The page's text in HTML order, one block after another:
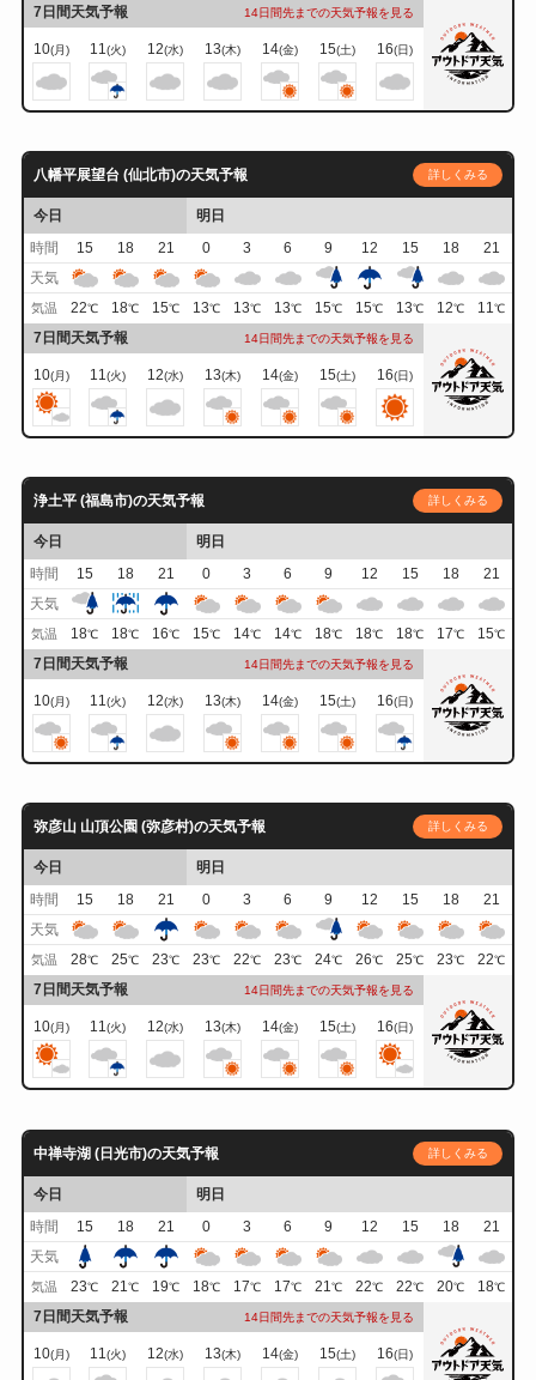
7日間天気予報 14日間先までの天気予報を見る
10(月) 11(火) 12(水) 13(木) 14(金) 15(土) 16(日)
八幡平展望台 (仙北市)の天気予報 詳しくみる
今日
明日
時間
15 18 21 0 3 6 9 12 15 18
21
天気
気温 22℃ 18℃ 15℃ 13℃ 13℃ 13℃ 15℃ 15℃ 13℃ 12℃ 11℃
7日間天気予報 14日間先までの天気予報を見る
10(月) 11(火) 12(水) 13(木) 14(金) 15(土) 16(日)
浄土平 (福島市)の天気予報 詳しくみる
今日
明日
時間
15 18 21 0 3 6 9 12 15 18
21
天気
気温 18℃ 18℃ 16℃ 15℃ 14℃ 14℃ 18℃ 18℃ 18℃ 17℃ 15℃
7日間天気予報 14日間先までの天気予報を見る
10(月) 11(火) 12(水) 13(木) 14(金) 15(土) 16(日)
弥彦山 山頂公園 (弥彦村)の天気予報 詳しくみる
今日
明日
時間
15 18 21 0 3 6 9 12 15 18
21
天気
気温 28℃ 25℃ 23℃ 23℃ 22℃ 23℃ 24℃ 26℃ 25℃ 23℃ 22℃
7日間天気予報 14日間先までの天気予報を見る
10(月) 11(火) 12(水) 13(木) 14(金) 15(土) 16(日)
中禅寺湖 (日光市)の天気予報 詳しくみる
今日
明日
時間
15 18 21 0 3 6 9 12 15 18
21
天気
気温 23℃ 21℃ 19℃ 18℃ 17℃ 17℃ 21℃ 22℃ 22℃ 20℃ 18℃
7日間天気予報 14日間先までの天気予報を見る
10(月) 11(火) 12(水) 13(木) 14(金) 15(土) 16(日)